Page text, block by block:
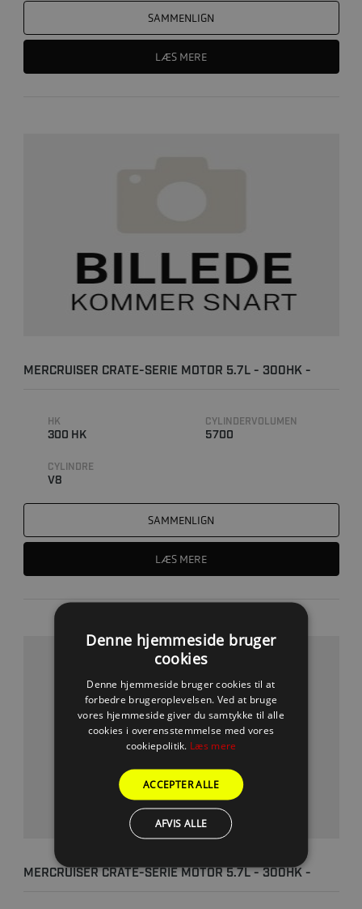
SAMMENLIGN
LÆS MERE
MERCRUISER CRATE-SERIE MOTOR 5.7L - 300HK -
HK
300 HK
CYLINDERVOLUMEN
5700
CYLINDRE
V8
SAMMENLIGN
LÆS MERE
MERCRUISER CRATE-SERIE MOTOR 5.7L - 300HK -
Denne hjemmeside bruger
cookies
Denne hjemmeside bruger cookies til at
forbedre brugeroplevelsen. Ved at bruge
vores hjemmeside giver du samtykke til alle
cookies i overensstemmelse med vores
cookiepolitik. Læs mere
ACCEPTER ALLE
AFVIS ALLE